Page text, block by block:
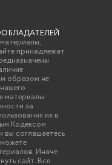
принадлежат
образом не
материалы.
за
их в
Кодексом
вы соглашаетесь
Иначе
сайт. Все